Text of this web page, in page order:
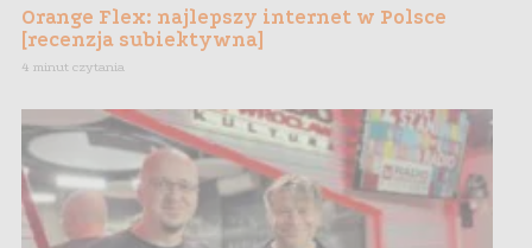
Orange Flex: najlepszy internet w Polsce
[recenzja subiektywna]
4 minut czytania